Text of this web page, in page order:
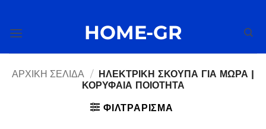
περιεχόμενο
HOME-GR
ΑΡΧΙΚΉ ΣΕΛΊΔΑ / ΗΛΕΚΤΡΙΚΗ ΣΚΟΥΠΑ ΓΙΑ ΜΩΡΑ |
ΚΟΡΥΦΑΊΑ ΠΟΙΌΤΗΤΑ
ΦΙΛΤΡΆΡΙΣΜΑ